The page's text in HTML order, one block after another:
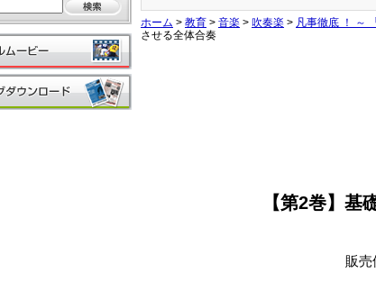
ホーム > 教育 > 音楽 > 吹奏楽 > 凡事徹底 ！ ～
させる全体合奏
【第2巻】基
販売